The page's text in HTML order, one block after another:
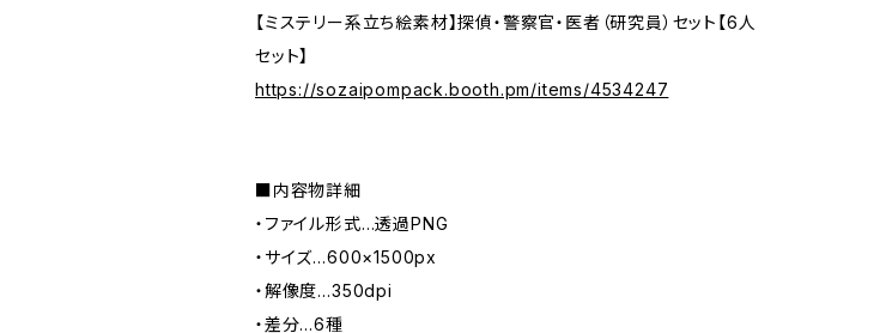
【ミステリー系立ち絵素材】探偵・警察官・医者（研究員）セット【6人
セット】
https://sozaipompack.booth.pm/items/4534247
■内容物詳細
・ファイル形式…透過PNG
・サイズ…600×1500px
・解像度…350dpi
・差分…6種